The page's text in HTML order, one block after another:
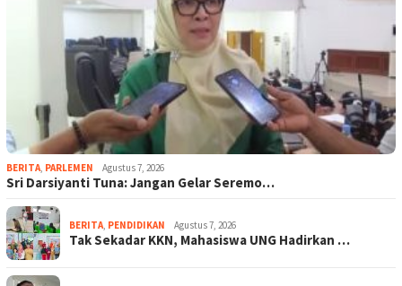
BERITA, PARLEMEN Agustus 7, 2026
Sri Darsiyanti Tuna: Jangan Gelar Seremo…
BERITA, PENDIDIKAN Agustus 7, 2026
Tak Sekadar KKN, Mahasiswa UNG Hadirkan …